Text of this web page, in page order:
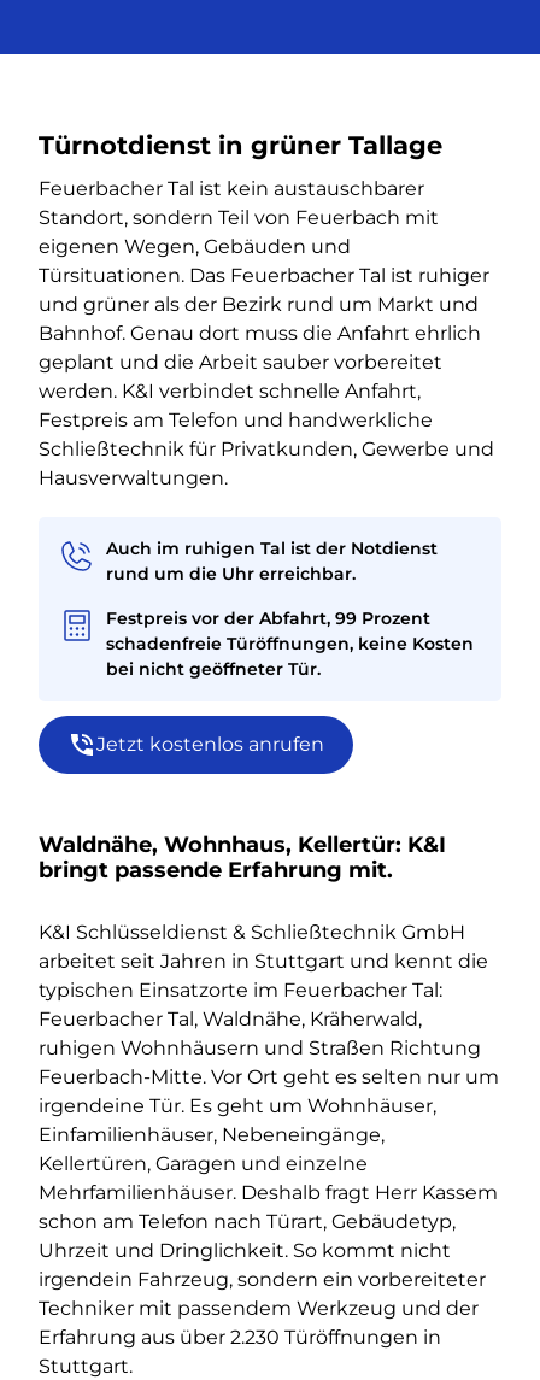
Türnotdienst in grüner Tallage
Feuerbacher Tal ist kein austauschbarer
Standort, sondern Teil von Feuerbach mit
eigenen Wegen, Gebäuden und
Türsituationen. Das Feuerbacher Tal ist ruhiger
und grüner als der Bezirk rund um Markt und
Bahnhof. Genau dort muss die Anfahrt ehrlich
geplant und die Arbeit sauber vorbereitet
werden. K&I verbindet schnelle Anfahrt,
Festpreis am Telefon und handwerkliche
Schließtechnik für Privatkunden, Gewerbe und
Hausverwaltungen.
Auch im ruhigen Tal ist der Notdienst
rund um die Uhr erreichbar.
Festpreis vor der Abfahrt, 99 Prozent
schadenfreie Türöffnungen, keine Kosten
bei nicht geöffneter Tür.
Jetzt kostenlos anrufen
Waldnähe, Wohnhaus, Kellertür: K&I
bringt passende Erfahrung mit.
K&I Schlüsseldienst & Schließtechnik GmbH
arbeitet seit Jahren in Stuttgart und kennt die
typischen Einsatzorte im Feuerbacher Tal:
Feuerbacher Tal, Waldnähe, Kräherwald,
ruhigen Wohnhäusern und Straßen Richtung
Feuerbach-Mitte. Vor Ort geht es selten nur um
irgendeine Tür. Es geht um Wohnhäuser,
Einfamilienhäuser, Nebeneingänge,
Kellertüren, Garagen und einzelne
Mehrfamilienhäuser. Deshalb fragt Herr Kassem
schon am Telefon nach Türart, Gebäudetyp,
Uhrzeit und Dringlichkeit. So kommt nicht
irgendein Fahrzeug, sondern ein vorbereiteter
Techniker mit passendem Werkzeug und der
Erfahrung aus über 2.230 Türöffnungen in
Stuttgart.